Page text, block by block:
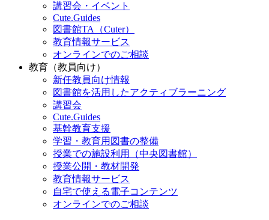
講習会・イベント
Cute.Guides
図書館TA（Cuter）
教育情報サービス
オンラインでのご相談
教育（教員向け）
新任教員向け情報
図書館を活用したアクティブラーニング
講習会
Cute.Guides
基幹教育支援
学習・教育用図書の整備
授業での施設利用（中央図書館）
授業公開・教材開発
教育情報サービス
自宅で使える電子コンテンツ
オンラインでのご相談